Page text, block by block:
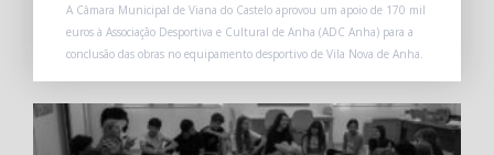
A Câmara Municipal de Viana do Castelo aprovou um apoio de 170 mil
euros à Associação Desportiva e Cultural de Anha (ADC Anha) para a
conclusão das obras no equipamento desportivo de Vila Nova de Anha.